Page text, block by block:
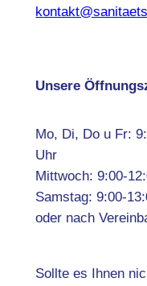
Unsere
Mo, Di, Do u Fr:
Uhr
Mittwoch: 9:00-
Samstag: 9:00-
oder nach
Sollte es Ihnen